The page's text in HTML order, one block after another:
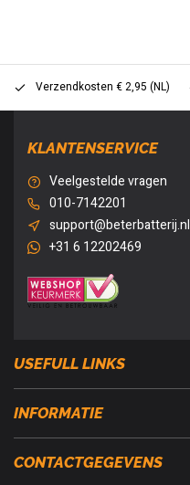
Verzendkosten € 2,95 (NL)
KLANTENSERVICE
Veelgestelde vragen
010-7142201
support@beterbatterij.nl
+31 6 12202469
USEFULL LINKS
INFORMATIE
CONTACTGEGEVENS